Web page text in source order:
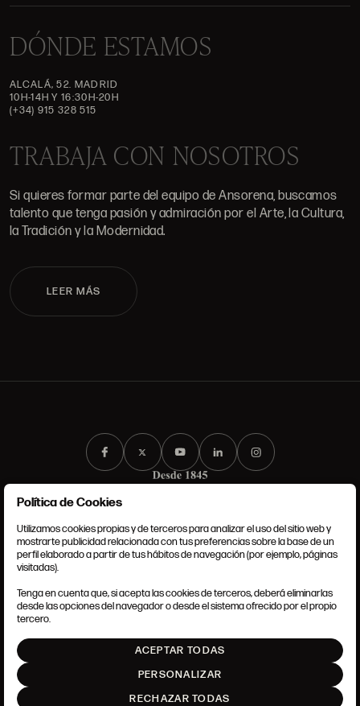
DÓNDE ESTAMOS
ALCALÁ, 52. MADRID
10H-14H Y 16:30H-20H
(+34) 915 328 515
TRABAJA CON NOSOTROS
Si quieres formar parte del equipo de Ansorena, buscamos
talento que tenga pasión y admiración por el Arte, la Cultura,
la Tradición y la Modernidad.
LEER MÁS
CONDICIONES GENERALES
POLÍTICA DE COOKIES
AJUSTE DE COOKIES
Política de Cookies
Utilizamos cookies propias y de terceros para analizar el uso del sitio web y
mostrarte publicidad relacionada con tus preferencias sobre la base de un
perfil elaborado a partir de tus hábitos de navegación (por ejemplo, páginas
visitadas).
Tenga en cuenta que, si acepta las cookies de terceros, deberá eliminarlas
desde las opciones del navegador o desde el sistema ofrecido por el propio
tercero.
ACEPTAR TODAS
PERSONALIZAR
RECHAZAR TODAS